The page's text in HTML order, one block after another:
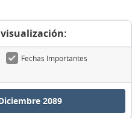
Fechas Importantes
2089